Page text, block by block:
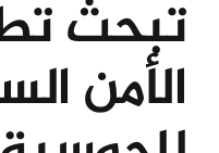
تبحث
الأمن